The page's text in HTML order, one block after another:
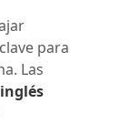
para
Las